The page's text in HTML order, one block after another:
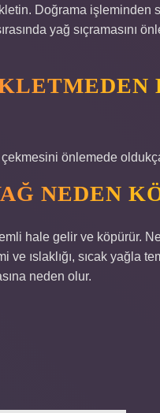
Doğrama işleminden
yağ sıçramasını
çekmesini önlemede
NEDEN
hale gelir ve köpürür.
ve ıslaklığı, sıcak yağla
neden olur.